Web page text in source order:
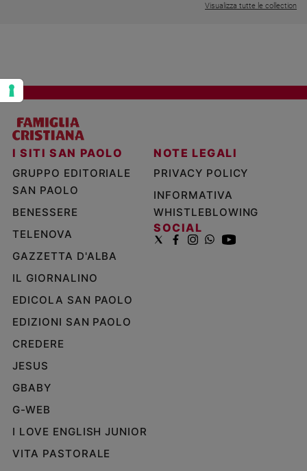
Visualizza tutte le collection
I SITI SAN PAOLO
GRUPPO EDITORIALE
SAN PAOLO
BENESSERE
TELENOVA
GAZZETTA D'ALBA
IL GIORNALINO
EDICOLA SAN PAOLO
EDIZIONI SAN PAOLO
CREDERE
JESUS
GBABY
G-WEB
I LOVE ENGLISH JUNIOR
VITA PASTORALE
NOTE LEGALI
PRIVACY POLICY
INFORMATIVA
WHISTLEBLOWING
SOCIAL